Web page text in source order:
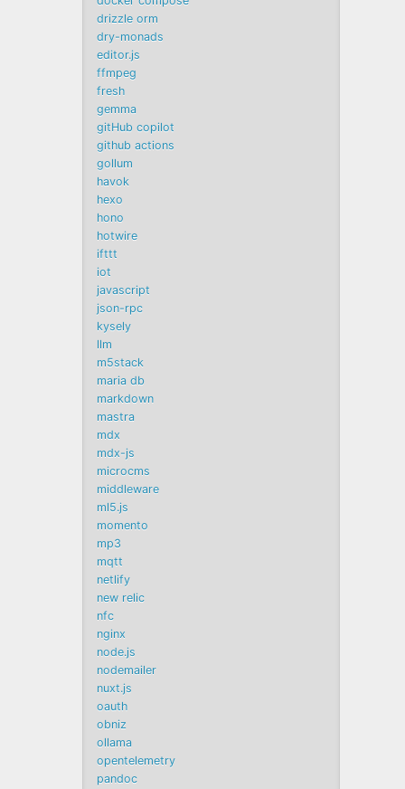
drizzle orm
dry-monads
editor.js
ffmpeg
fresh
gemma
gitHub copilot
github actions
gollum
havok
hexo
hono
hotwire
ifttt
iot
javascript
json-rpc
kysely
llm
m5stack
maria db
markdown
mastra
mdx
mdx-js
microcms
middleware
ml5.js
momento
mp3
mqtt
netlify
new relic
nfc
nginx
node.js
nodemailer
nuxt.js
oauth
obniz
ollama
opentelemetry
pandoc